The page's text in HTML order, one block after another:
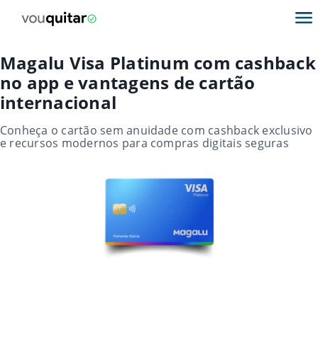
Magalu Visa Platinum com cashback
no app e vantagens de cartão
internacional
Conheça o cartão sem anuidade com cashback exclusivo
e recursos modernos para compras digitais seguras